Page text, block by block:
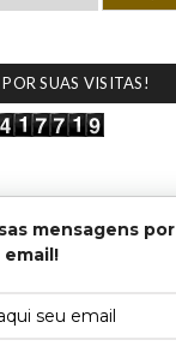
SUAS VISITAS!
mensagens por
email!